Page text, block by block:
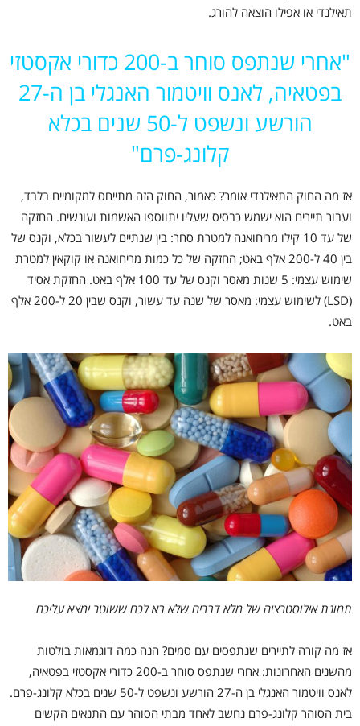
תאילנדי או אפילו הוצאה להורג.
"
אחרי שנתפס סוחר ב-200 כדורי אקסטזי
בפטאיה, לאנס וויטמור האנגלי בן ה-27
הורשע ונשפט ל-50 שנים בכלא
קלונג-פרם"
אז מה החוק התאילנדי אומר? כאמור, החוק הזה מתייחס למקומיים בלבד,
ועבור תיירים הוא ישמש כבסיס שעליו יתווספו האשמות ועונשים. החזקה
של עד 10 קילו מריחואנה למטרת סחר: בין שנתיים לעשור בכלא, וקנס של
בין 40 ל-200 אלף באט; החזקה של כל כמות מריחואנה או קוקאין למטרת
שימוש עצמי: 5 שנות מאסר וקנס של עד 100 אלף באט. החזקת אסיד
(LSD) לשימוש עצמי: מאסר של שנה עד עשור, וקנס שבין 20 ל-200 אלף
באט.
תמונת אילוסטרציה של מלא דברים שלא בא לכם ששוטר ימצא עליכם
אז מה קורה לתיירים שנתפסים עם סמים? הנה כמה דוגמאות בולטות
מהשנים האחרונות: אחרי שנתפס סוחר ב-200 כדורי אקסטזי בפטאיה,
לאנס וויטמור האנגלי בן ה-27 הורשע ונשפט ל-50 שנים בכלא קלונג-פרם.
בית הסוהר קלונג-פרם נחשב לאחד מבתי הסוהר עם התנאים הקשים